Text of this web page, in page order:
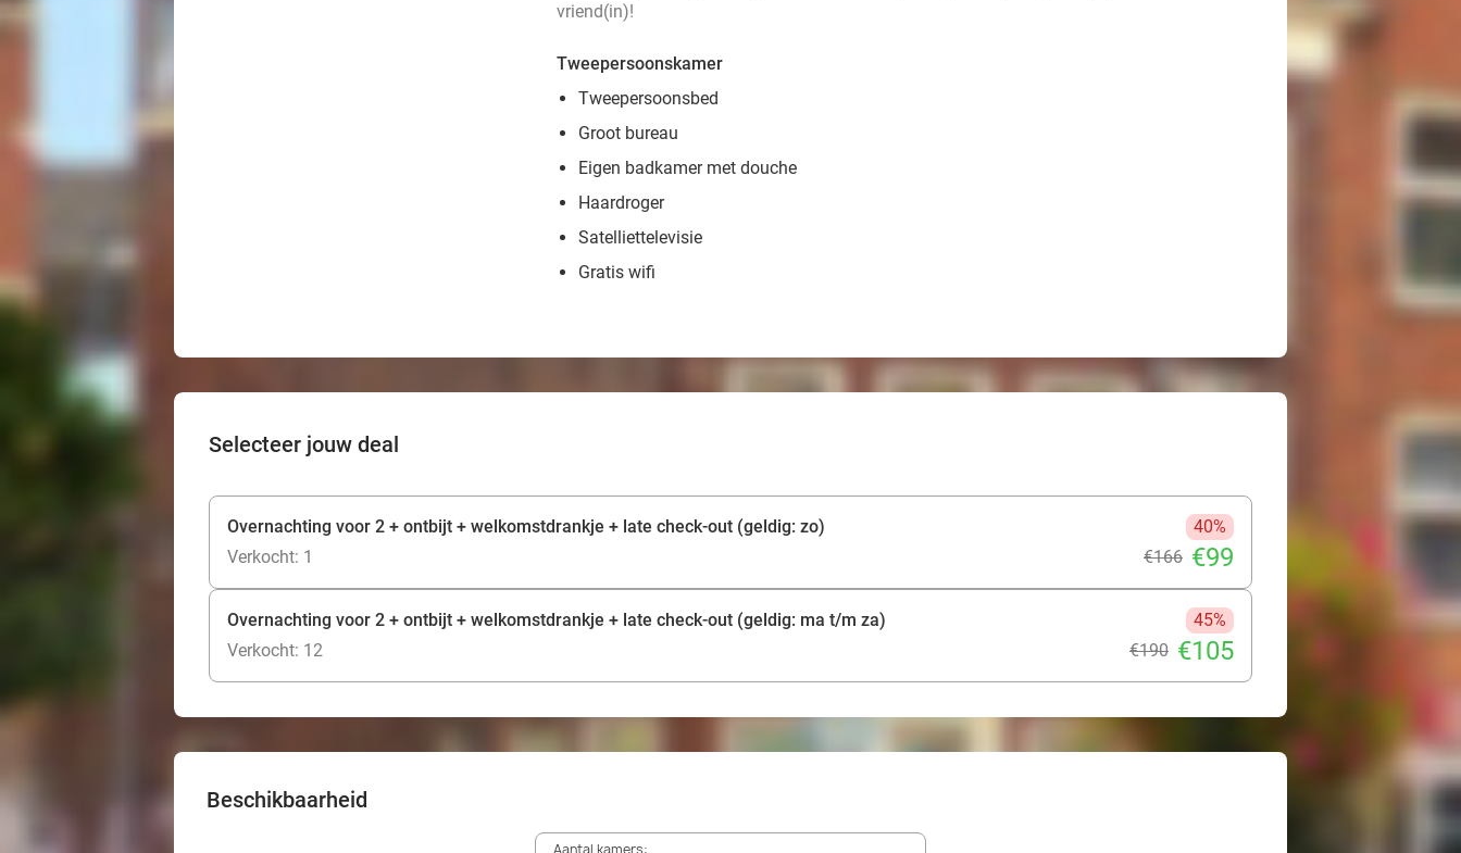
vriend(in)!
Tweepersoonskamer
Tweepersoonsbed
Groot bureau
Eigen badkamer met douche
Haardroger
Satelliettelevisie
Gratis wifi
Selecteer jouw deal
Overnachting voor 2 + ontbijt + welkomstdrankje + late check-out (geldig: zo)
40%
Verkocht: 1
€166 €99
Overnachting voor 2 + ontbijt + welkomstdrankje + late check-out (geldig: ma t/m za)
45%
Verkocht: 12
€190 €105
Beschikbaarheid
Aantal kamers: